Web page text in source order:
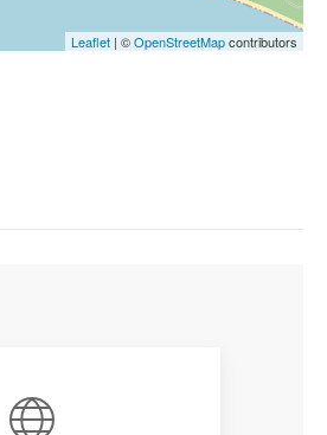
Leaflet | ©OpenStreetMapcontributors